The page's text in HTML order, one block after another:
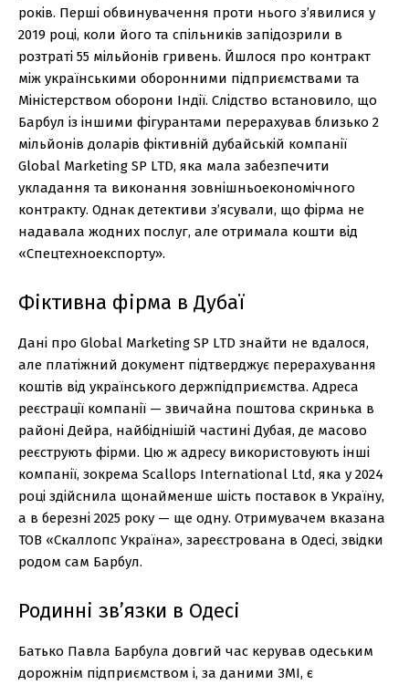
років. Перші обвинувачення проти нього з’явилися у
2019 році, коли його та спільників запідозрили в
розтраті 55 мільйонів гривень. Йшлося про контракт
між українськими оборонними підприємствами та
Міністерством оборони Індії. Слідство встановило, що
Барбул із іншими фігурантами перерахував близько 2
мільйонів доларів фіктивній дубайській компанії
Global Marketing SP LTD, яка мала забезпечити
укладання та виконання зовнішньоекономічного
контракту. Однак детективи з’ясували, що фірма не
надавала жодних послуг, але отримала кошти від
«Спецтехноекспорту».
Фіктивна фірма в Дубаї
Дані про Global Marketing SP LTD знайти не вдалося,
але платіжний документ підтверджує перерахування
коштів від українського держпідприємства. Адреса
реєстрації компанії — звичайна поштова скринька в
районі Дейра, найбіднішій частині Дубая, де масово
реєструють фірми. Цю ж адресу використовують інші
компанії, зокрема Scallops International Ltd, яка у 2024
році здійснила щонайменше шість поставок в Україну,
а в березні 2025 року — ще одну. Отримувачем вказана
ТОВ «Скаллопс Україна», зареєстрована в Одесі, звідки
родом сам Барбул.
Родинні зв’язки в Одесі
Батько Павла Барбула довгий час керував одеським
дорожнім підприємством і, за даними ЗМІ, є